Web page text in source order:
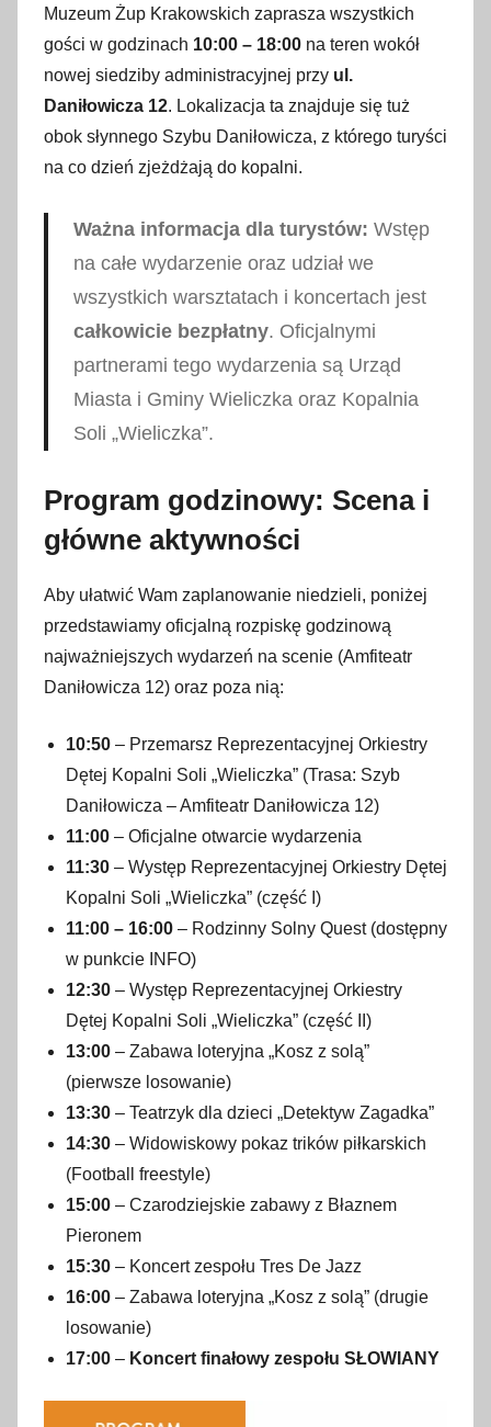
Muzeum Żup Krakowskich zaprasza wszystkich
gości w godzinach 10:00 – 18:00 na teren wokół
nowej siedziby administracyjnej przy ul.
Daniłowicza 12. Lokalizacja ta znajduje się tuż
obok słynnego Szybu Daniłowicza, z którego turyści
na co dzień zjeżdżają do kopalni.
Ważna informacja dla turystów: Wstęp
na całe wydarzenie oraz udział we
wszystkich warsztatach i koncertach jest
całkowicie bezpłatny. Oficjalnymi
partnerami tego wydarzenia są Urząd
Miasta i Gminy Wieliczka oraz Kopalnia
Soli „Wieliczka”.
Program godzinowy: Scena i
główne aktywności
Aby ułatwić Wam zaplanowanie niedzieli, poniżej
przedstawiamy oficjalną rozpiskę godzinową
najważniejszych wydarzeń na scenie (Amfiteatr
Daniłowicza 12) oraz poza nią:
10:50 – Przemarsz Reprezentacyjnej Orkiestry
Dętej Kopalni Soli „Wieliczka” (Trasa: Szyb
Daniłowicza – Amfiteatr Daniłowicza 12)
11:00 – Oficjalne otwarcie wydarzenia
11:30 – Występ Reprezentacyjnej Orkiestry Dętej
Kopalni Soli „Wieliczka” (część I)
11:00 – 16:00 – Rodzinny Solny Quest (dostępny
w punkcie INFO)
12:30 – Występ Reprezentacyjnej Orkiestry
Dętej Kopalni Soli „Wieliczka” (część II)
13:00 – Zabawa loteryjna „Kosz z solą”
(pierwsze losowanie)
13:30 – Teatrzyk dla dzieci „Detektyw Zagadka”
14:30 – Widowiskowy pokaz trików piłkarskich
(Football freestyle)
15:00 – Czarodziejskie zabawy z Błaznem
Pieronem
15:30 – Koncert zespołu Tres De Jazz
16:00 – Zabawa loteryjna „Kosz z solą” (drugie
losowanie)
17:00 – Koncert finałowy zespołu SŁOWIANY